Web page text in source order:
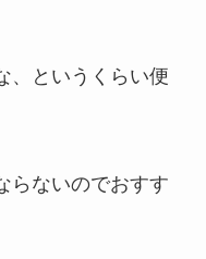
、というくらい便
らないのでおすす